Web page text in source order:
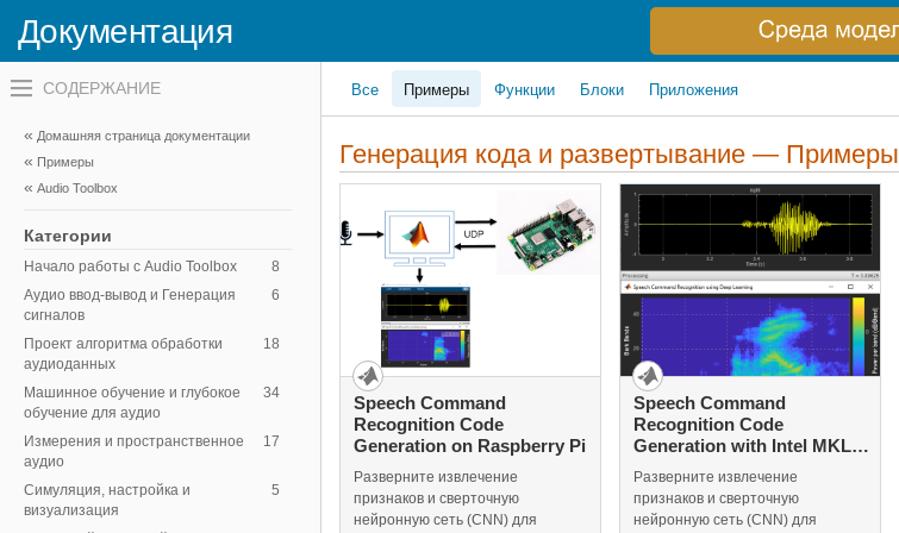
Документация
Переключатель
навигационного
вне
холста
переключатель
навигационного
холста
Домашняя страница документации
Примеры
Audio Toolbox
Категории
8
Начало работы с Audio Toolbox
6
Аудио ввод-вывод и Генерация
сигналов
18
Проект алгоритма обработки
аудиоданных
34
Машинное обучение и глубокое
обучение для аудио
17
Измерения и пространственное
аудио
5
Симуляция, настройка и
визуализация
Все Примеры Функции Блоки Приложения
Генерация кода и развертывание — Примеры
Speech Command
Recognition Code
Generation on Raspberry Pi
Разверните извлечение
признаков и сверточную
нейронную сеть (CNN) для
Speech Command
Recognition Code
Generation with Intel MKL-
DNN
Разверните извлечение
признаков и сверточную
нейронную сеть (CNN) для